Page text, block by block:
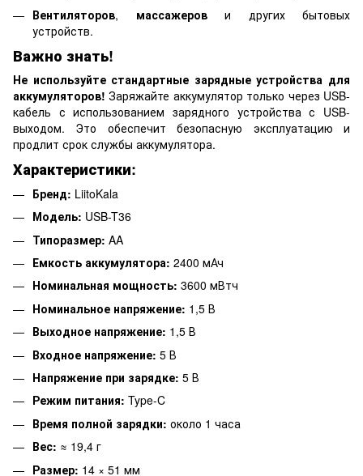
Вентиляторов, массажерови других бытовых
устройств.
Важно знать!
Не используйте стандартные зарядные устройства для
аккумуляторов! Заряжайте аккумулятор только через USB-
кабель с использованием зарядного устройства с USB-
выходом. Это обеспечит безопасную эксплуатацию и
продлит срок службы аккумулятора.
Характеристики:
Бренд: LiitoKala
Модель: USB-T36
Типоразмер: AA
Емкость аккумулятора: 2400 мАч
Номинальная мощность: 3600 мВтч
Номинальное напряжение: 1,5 В
Выходное напряжение: 1,5 В
Входное напряжение: 5 В
Напряжение при зарядке: 5 В
Режим питания: Type-C
Время полной зарядки: около 1 часа
Вес: ≈ 19,4 г
Размер: 14 × 51 мм